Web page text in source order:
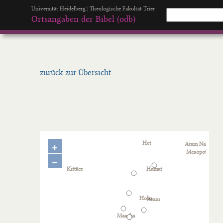
Universität Heidelberg | Theologische Fakultät Trier
Ortsangaben der Bibel (odb)
zurück zur Übersicht
+
−